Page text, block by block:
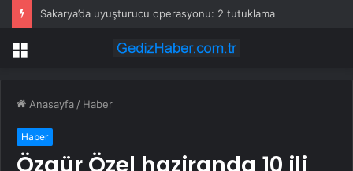
Sakarya’da uyuşturucu operasyonu: 2 tutuklama
Menü
Anasayfa / Haber
Haber